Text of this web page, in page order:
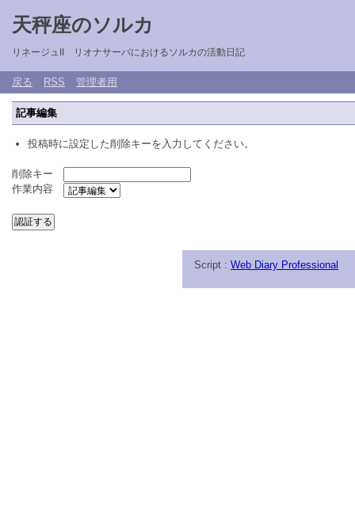
天秤座のソルカ
リネージュII リオナサーバにおけるソルカの活動日記
戻る RSS 管理者用
記事編集
投稿時に設定した削除キーを入力してください。
削除キー
作業内容
Script : Web Diary Professional